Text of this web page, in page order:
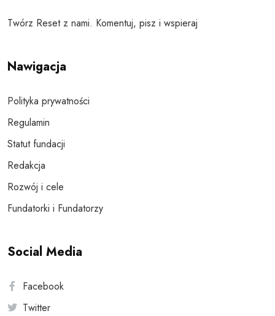
Twórz Reset z nami. Komentuj, pisz i wspieraj
Nawigacja
Polityka prywatności
Regulamin
Statut fundacji
Redakcja
Rozwój i cele
Fundatorki i Fundatorzy
Social Media
Facebook
Twitter